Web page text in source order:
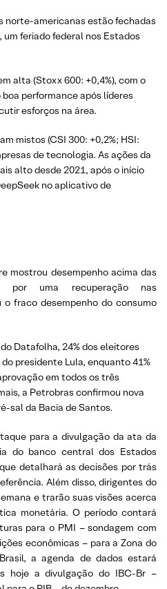
norte-americanas estão fechadas
feriado federal nos Estados
alta (Stoxx 600: +0,4%), com o
performance após líderes
esforços na área.
mistos (CSI 300: +0,2%; HSI:
de tecnologia. As ações da
alto desde 2021, após o início
no aplicativo de
mostrou desempenho acima das
por uma recuperação nas
fraco desempenho do consumo
Datafolha, 24% dos eleitores
presidente Lula, enquanto 41%
em todos os três
a Petrobras confirmou nova
sal da Bacia de Santos.
para a divulgação da ata da
do banco central dos Estados
detalhará as decisões por trás
Além disso, dirigentes do
e trarão suas visões acerca
monetária. O período contará
para o PMI – sondagem com
econômicas – para a Zona do
a agenda de dados estará
hoje a divulgação do IBC-Br –